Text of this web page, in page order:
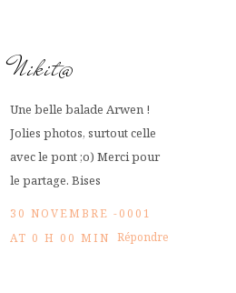
Nikit@
Une belle balade Arwen !
Jolies photos, surtout celle
avec le pont ;o) Merci pour
le partage. Bises
30 NOVEMBRE -0001
AT 0 H 00 MIN Répondre